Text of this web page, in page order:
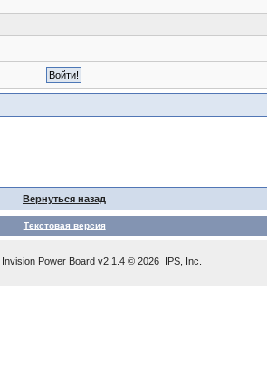
Вернуться назад
Текстовая версия
Invision Power Board v2.1.4 © 2026 IPS, Inc.